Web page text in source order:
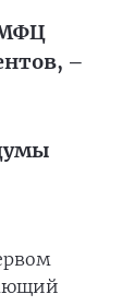
МФЦ
–